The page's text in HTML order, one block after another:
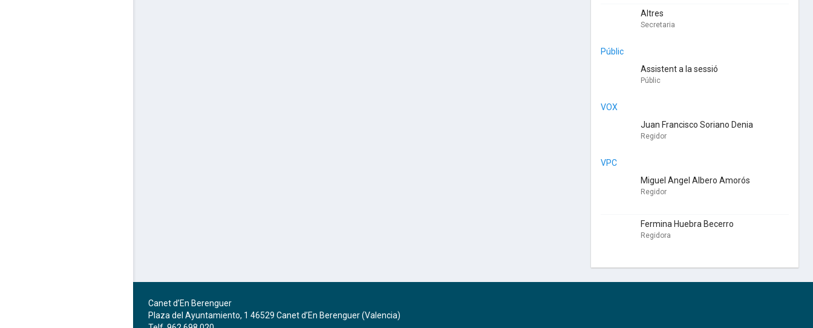
Altres
Secretaria
Públic
Assistent a la sessió
Públic
VOX
Juan Francisco Soriano Denia
Regidor
VPC
Miguel Ángel Albero Amorós
Regidor
Fermina Huebra Becerro
Regidora
Canet d’En Berenguer
Plaza del Ayuntamiento, 1 46529 Canet d’En Berenguer (Valencia)